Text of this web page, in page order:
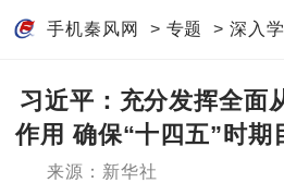
手机秦风网 > 专题 > 深入
习近平：充分发挥全面
作用 确保“十四五”时期
来源：新华社